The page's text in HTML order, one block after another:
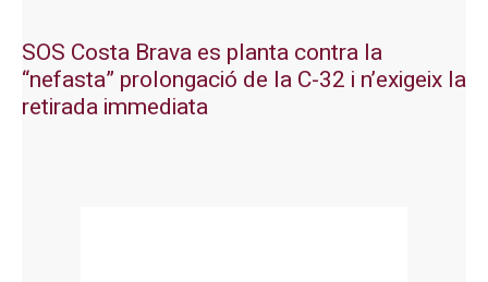
SOS Costa Brava es planta contra la
“nefasta” prolongació de la C-32 i n’exigeix la
retirada immediata